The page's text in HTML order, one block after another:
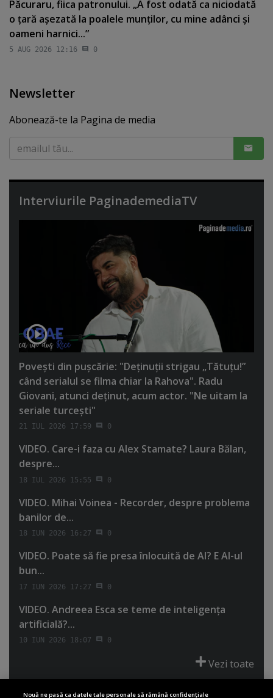
Păcuraru, fiica patronului. „A fost odată ca niciodată
o ţară aşezată la poalele munţilor, cu mine adânci şi
oameni harnici...”
5 AUG 2026 12:16 0
Newsletter
Abonează-te la Pagina de media
Interviurile PaginademediaTV
Poveşti din puşcărie: "Deţinuţii strigau „Tătuţu!”
când serialul se filma chiar la Rahova". Radu
Giovani, atunci deţinut, acum actor. "Ne uitam la
seriale turceşti"
21 IUL 2026 17:59 0
VIDEO. Care-i faza cu Alex Stamate? Laura Bălan,
despre...
18 IUL 2026 15:55 0
VIDEO. Mihai Voinea - Recorder, despre problema
banilor de...
18 IUN 2026 16:27 0
VIDEO. Poate să fie presa înlocuită de AI? E AI-ul
bun...
17 IUN 2026 17:27 0
VIDEO. Andreea Esca se teme de inteligenţa
artificială?...
10 IUN 2026 18:07 0
Vezi toate
Nouă ne pasă ca datele tale personale să rămână confidențiale